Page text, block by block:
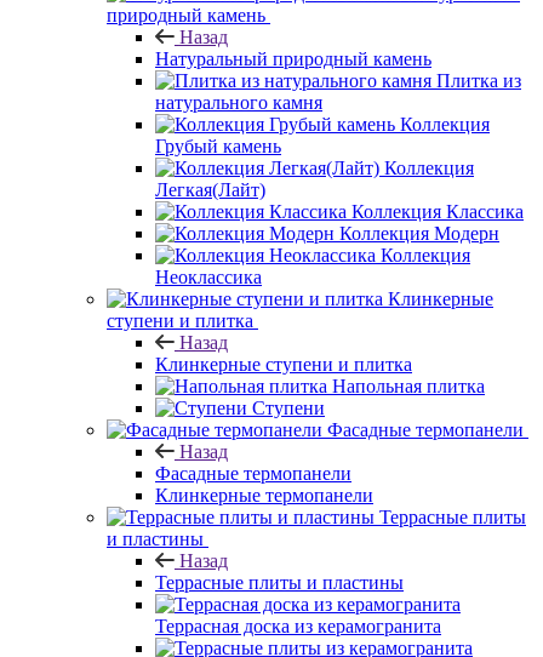
природный камень
Назад
Натуральный природный камень
Плитка из
натурального камня
Коллекция
Грубый камень
Коллекция
Легкая(Лайт)
Коллекция Классика
Коллекция Модерн
Коллекция
Неоклассика
Клинкерные
ступени и плитка
Назад
Клинкерные ступени и плитка
Напольная плитка
Ступени
Фасадные термопанели
Назад
Фасадные термопанели
Клинкерные термопанели
Террасные плиты
и пластины
Назад
Террасные плиты и пластины
Террасная доска из керамогранита